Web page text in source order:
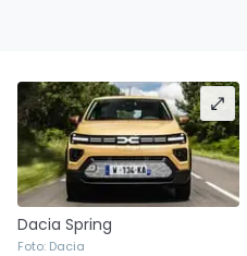
Dacia Spring
Foto: Dacia